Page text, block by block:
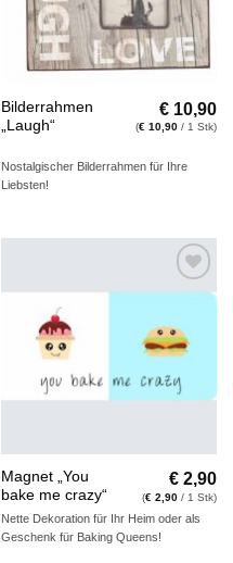
Bilderrahmen
„Laugh“
€ 10,90
(€ 10,90 / 1 Stk)
Nostalgischer Bilderrahmen für Ihre
Liebsten!
Auf die
Magnet „You
bake me crazy“
€ 2,90
(€ 2,90 / 1 Stk)
Nette Dekoration für Ihr Heim oder als
Geschenk für Baking Queens!